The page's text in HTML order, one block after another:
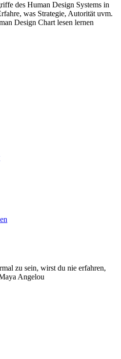
des Human Design Systems in
was Strategie, Autorität uvm.
Design Chart lesen lernen
zu sein, wirst du nie erfahren,
Angelou